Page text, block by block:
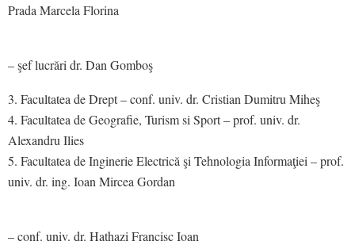
Prada Marcela Florina
– şef lucrări dr. Dan Gomboş
Facultatea de Drept – conf. univ. dr. Cristian Dumitru Miheş
Facultatea de Geografie, Turism si Sport – prof. univ. dr.
Alexandru Ilies
Facultatea de Inginerie Electrică şi Tehnologia Informaţiei – prof.
univ. dr. ing. Ioan Mircea Gordan
– conf. univ. dr. Hathazi Francisc Ioan